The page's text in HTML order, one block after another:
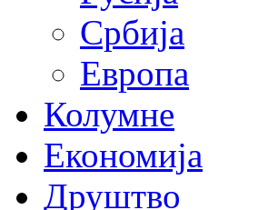
Србија
Европа
Колумне
Економија
Друштво